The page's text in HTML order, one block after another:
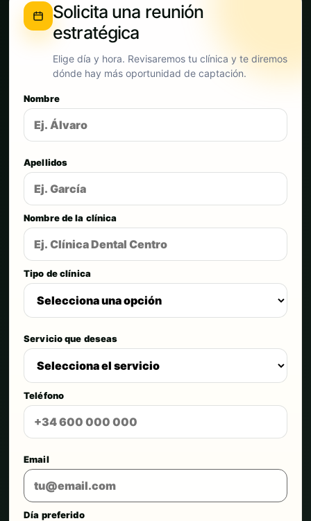
Solicita una reunión
estratégica
Elige día y hora. Revisaremos tu clínica y te diremos
dónde hay más oportunidad de captación.
Nombre
Apellidos
Nombre de la clínica
Tipo de clínica
Servicio que deseas
Teléfono
Email
Día preferido